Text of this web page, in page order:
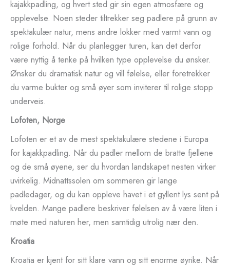
kajakkpadling, og hvert sted gir sin egen atmosfære og
opplevelse. Noen steder tiltrekker seg padlere på grunn av
spektakulær natur, mens andre lokker med varmt vann og
rolige forhold. Når du planlegger turen, kan det derfor
være nyttig å tenke på hvilken type opplevelse du ønsker.
Ønsker du dramatisk natur og vill følelse, eller foretrekker
du varme bukter og små øyer som inviterer til rolige stopp
underveis.
Lofoten, Norge
Lofoten er et av de mest spektakulære stedene i Europa
for kajakkpadling. Når du padler mellom de bratte fjellene
og de små øyene, ser du hvordan landskapet nesten virker
uvirkelig. Midnattssolen om sommeren gir lange
padledager, og du kan oppleve havet i et gyllent lys sent på
kvelden. Mange padlere beskriver følelsen av å være liten i
møte med naturen her, men samtidig utrolig nær den.
Kroatia
Kroatia er kjent for sitt klare vann og sitt enorme øyrike. Når